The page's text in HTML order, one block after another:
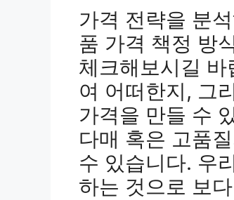
가격 전략을 분
품 가격 책정 방
체크해보시길
여 어떠한지, 그
가격을 만들 수
다매 혹은 고품
수 있습니다. 우
하는 것으로 보